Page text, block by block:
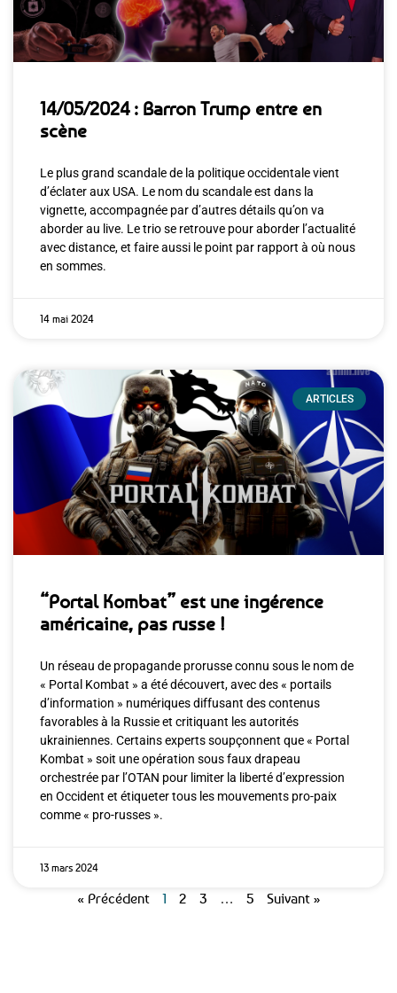
14/05/2024 : Barron Trump entre en
scène
Le plus grand scandale de la politique occidentale vient
d’éclater aux USA. Le nom du scandale est dans la
vignette, accompagnée par d’autres détails qu’on va
aborder au live. Le trio se retrouve pour aborder l’actualité
avec distance, et faire aussi le point par rapport à où nous
en sommes.
14 mai 2024
ARTICLES
“Portal Kombat” est une ingérence
américaine, pas russe !
Un réseau de propagande prorusse connu sous le nom de
« Portal Kombat » a été découvert, avec des « portails
d’information » numériques diffusant des contenus
favorables à la Russie et critiquant les autorités
ukrainiennes. Certains experts soupçonnent que « Portal
Kombat » soit une opération sous faux drapeau
orchestrée par l’OTAN pour limiter la liberté d’expression
en Occident et étiqueter tous les mouvements pro-paix
comme « pro-russes ».
13 mars 2024
« Précédent 1 2 3 … 5 Suivant »